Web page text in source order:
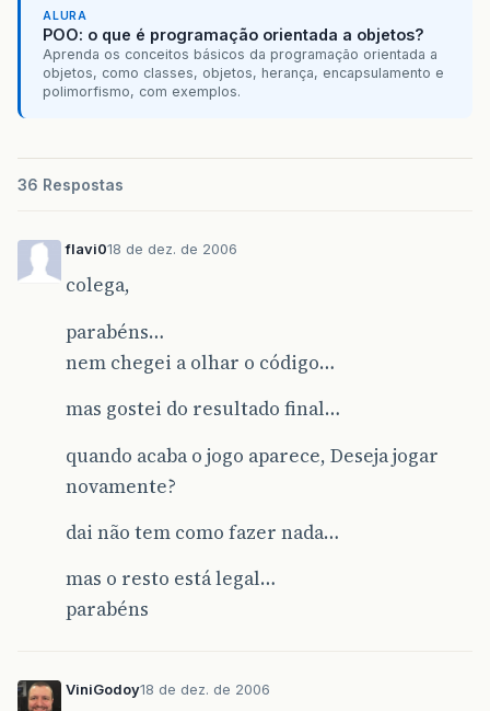
ALURA
POO: o que é programação orientada a objetos?
Aprenda os conceitos básicos da programação orientada a
objetos, como classes, objetos, herança, encapsulamento e
polimorfismo, com exemplos.
36 Respostas
flavi018 de dez. de 2006
colega,
parabéns…
nem chegei a olhar o código…
mas gostei do resultado final…
quando acaba o jogo aparece, Deseja jogar
novamente?
dai não tem como fazer nada…
mas o resto está legal…
parabéns
ViniGodoy18 de dez. de 2006